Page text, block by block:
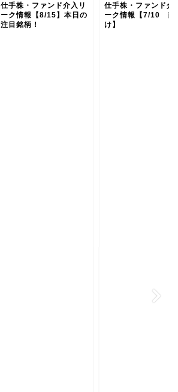
仕手株・ファンド介入リ
ーク情報【8/15】本日の
注目銘柄！
仕手株・ファンド介
ーク情報【7/10 前
け】